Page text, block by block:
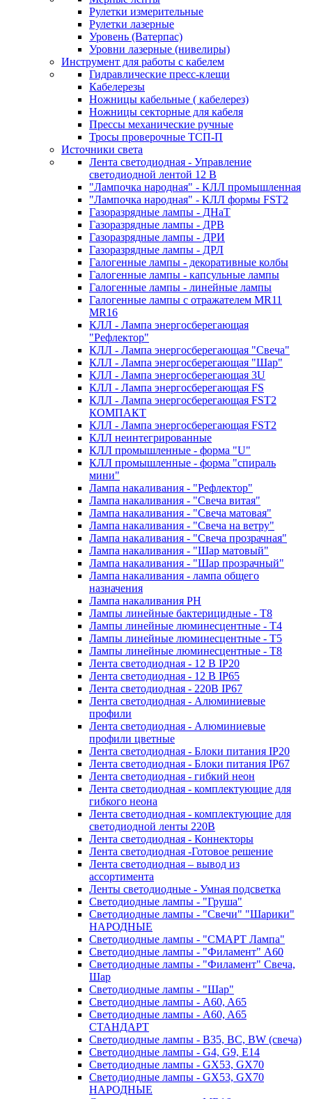
Рулетки измерительные
Рулетки лазерные
Уровень (Ватерпас)
Уровни лазерные (нивелиры)
Инструмент для работы с кабелем
Гидравлические пресс-клещи
Кабелерезы
Ножницы кабельные ( кабелерез)
Ножницы секторные для кабеля
Прессы механические ручные
Тросы проверочные ТСП-П
Источники света
Лента светодиодная - Управление
светодиодной лентой 12 В
"Лампочка народная" - КЛЛ промышленная
"Лампочка народная" - КЛЛ формы FST2
Газоразрядные лампы - ДНаТ
Газоразрядные лампы - ДРВ
Газоразрядные лампы - ДРИ
Газоразрядные лампы - ДРЛ
Галогенные лампы - декоративные колбы
Галогенные лампы - капсульные лампы
Галогенные лампы - линейные лампы
Галогенные лампы с отражателем MR11
MR16
КЛЛ - Лампа энергосберегающая
"Рефлектор"
КЛЛ - Лампа энергосберегающая "Свеча"
КЛЛ - Лампа энергосберегающая "Шар"
КЛЛ - Лампа энергосберегающая 3U
КЛЛ - Лампа энергосберегающая FS
КЛЛ - Лампа энергосберегающая FST2
КОМПАКТ
КЛЛ - Лампа энергосберегающая FSТ2
КЛЛ неинтегрированные
КЛЛ промышленные - форма "U"
КЛЛ промышленные - форма "спираль
мини"
Лампа накаливания - "Рефлектор"
Лампа накаливания - "Свеча витая"
Лампа накаливания - "Свеча матовая"
Лампа накаливания - "Свеча на ветру"
Лампа накаливания - "Свеча прозрачная"
Лампа накаливания - "Шар матовый"
Лампа накаливания - "Шар прозрачный"
Лампа накаливания - лампа общего
назначения
Лампа накаливания РН
Лампы линейные бактерицидные - Т8
Лампы линейные люминесцентные - Т4
Лампы линейные люминесцентные - Т5
Лампы линейные люминесцентные - Т8
Лента светодиодная - 12 В IP20
Лента светодиодная - 12 В IP65
Лента светодиодная - 220В IP67
Лента светодиодная - Алюминиевые
профили
Лента светодиодная - Алюминиевые
профили цветные
Лента светодиодная - Блоки питания IP20
Лента светодиодная - Блоки питания IP67
Лента светодиодная - гибкий неон
Лента светодиодная - комплектующие для
гибкого неона
Лента светодиодная - комплектующие для
светодиодной ленты 220В
Лента светодиодная - Коннекторы
Лента светодиодная -Готовое решение
Лента светодиодная – вывод из
ассортимента
Ленты светодиодные - Умная подсветка
Светодиодные лампы - "Груша"
Светодиодные лампы - "Свечи" "Шарики"
НАРОДНЫЕ
Светодиодные лампы - "СМАРТ Лампа"
Светодиодные лампы - "Филамент" A60
Светодиодные лампы - "Филамент" Свеча,
Шар
Светодиодные лампы - "Шар"
Светодиодные лампы - A60, A65
Светодиодные лампы - A60, A65
СТАНДАРТ
Светодиодные лампы - B35, BC, BW (свеча)
Светодиодные лампы - G4, G9, Е14
Светодиодные лампы - GX53, GX70
Светодиодные лампы - GX53, GX70
НАРОДНЫЕ